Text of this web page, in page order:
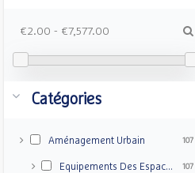
€2.00 - €7,577.00
Catégories
Aménagement Urbain 107
Equipements Des Espaces 107